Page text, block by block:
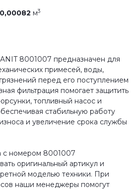
0,00082 м3
8001007 предназначен для
примесей, воды,
перед его поступлением
фильтрация помогает защитить
топливный насос и
стабильную работу
и увеличение срока службы
с номером 8001007
оригинальный артикул и
моделью техники. При
наши менеджеры помогут